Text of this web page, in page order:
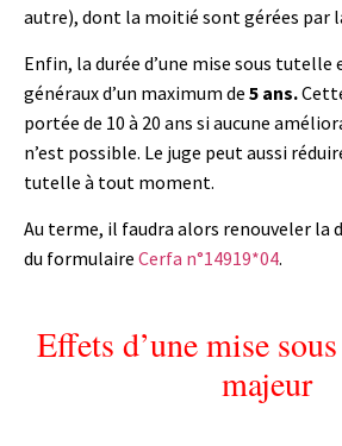
autre), dont la moitié sont gérées par
Enfin, la durée d’une mise sous tutelle
généraux d’un maximum de 5 ans.
portée de 10 à 20 ans si aucune
n’est possible. Le juge peut aussi
tutelle à tout moment.
Au terme, il faudra alors renouveler la
du formulaire Cerfa n°14919*04.
Effets d’une mise
majeur